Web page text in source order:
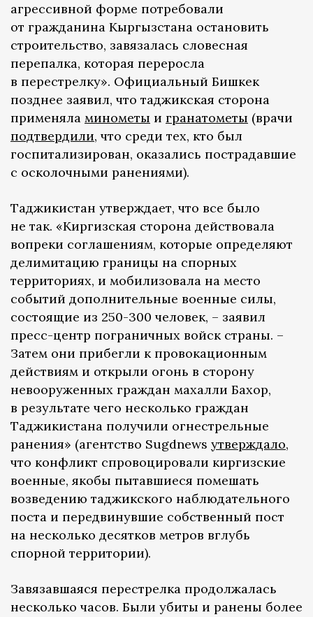
агрессивной форме потребовали
от гражданина Кыргызстана остановить
строительство, завязалась словесная
перепалка, которая переросла
в перестрелку». Официальный Бишкек
позднее заявил, что таджикская сторона
применяла минометы и гранатометы (врачи
подтвердили, что среди тех, кто был
госпитализирован, оказались пострадавшие
с осколочными ранениями).
Таджикистан утверждает, что все было
не так. «Киргизская сторона действовала
вопреки соглашениям, которые определяют
делимитацию границы на спорных
территориях, и мобилизовала на место
событий дополнительные военные силы,
состоящие из 250-300 человек, – заявил
пресс-центр пограничных войск страны. –
Затем они прибегли к провокационным
действиям и открыли огонь в сторону
невооруженных граждан махалли Бахор,
в результате чего несколько граждан
Таджикистана получили огнестрельные
ранения» (агентство Sugdnews утверждало,
что конфликт спровоцировали киргизские
военные, якобы пытавшиеся помешать
возведению таджикского наблюдательного
поста и передвинувшие собственный пост
на несколько десятков метров вглубь
спорной территории).
Завязавшаяся перестрелка продолжалась
несколько часов. Были убиты и ранены более